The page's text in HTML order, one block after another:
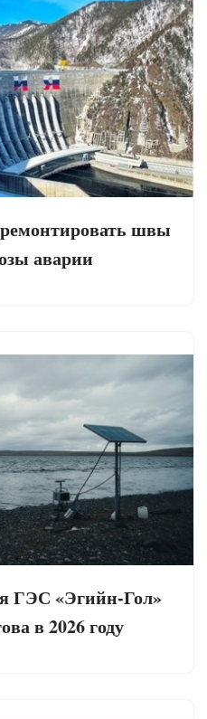
швы
аварии
ГЭС «Эгийн-Гол»
в 2026 году